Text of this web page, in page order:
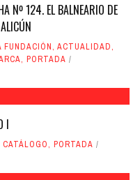
Nº 124. EL BALNEARIO DE
, ACTUALIDAD,
, PORTADA
I
, PORTADA